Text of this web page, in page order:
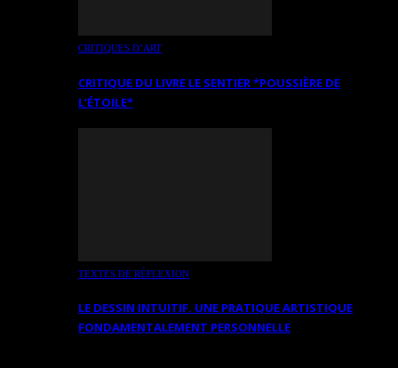
CRITIQUES D’ART
CRITIQUE DU LIVRE LE SENTIER *POUSSIÈRE DE
L’ÉTOILE*
TEXTES DE RÉFLEXION
LE DESSIN INTUITIF. UNE PRATIQUE ARTISTIQUE
FONDAMENTALEMENT PERSONNELLE